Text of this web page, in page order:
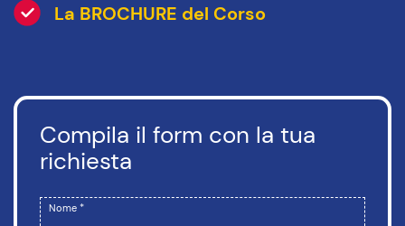
La BROCHURE del Corso
Compila il form con la tua
richiesta
Nome *